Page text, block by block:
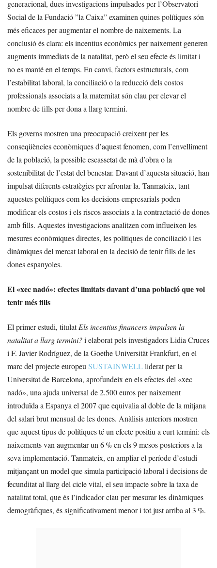
generacional, dues investigacions impulsades per l’Observatori
Social de la Fundació ”la Caixa” examinen quines polítiques són
més eficaces per augmentar el nombre de naixements. La
conclusió és clara: els incentius econòmics per naixement generen
augments immediats de la natalitat, però el seu efecte és limitat i
no es manté en el temps. En canvi, factors estructurals, com
l’estabilitat laboral, la conciliació o la reducció dels costos
professionals associats a la maternitat són clau per elevar el
nombre de fills per dona a llarg termini.
Els governs mostren una preocupació creixent per les
conseqüències econòmiques d’aquest fenomen, com l’envelliment
de la població, la possible escassetat de mà d’obra o la
sostenibilitat de l’estat del benestar. Davant d’aquesta situació, han
impulsat diferents estratègies per afrontar-la. Tanmateix, tant
aquestes polítiques com les decisions empresarials poden
modificar els costos i els riscos associats a la contractació de dones
amb fills. Aquestes investigacions analitzen com influeixen les
mesures econòmiques directes, les polítiques de conciliació i les
dinàmiques del mercat laboral en la decisió de tenir fills de les
dones espanyoles.
El «xec nadó»: efectes limitats davant d’una població que vol
tenir més fills
El primer estudi, titulatEls incentius financers impulsen la
natalitat a llarg termini?i elaborat pels investigadors Lidia Cruces
i F. Javier Rodríguez, de la Goethe Universität Frankfurt, en el
marc del projecte europeu SUSTAINWELLliderat per la
Universitat de Barcelona, aprofundeix en els efectes del «xec
nadó», una ajuda universal de 2.500 euros per naixement
introduïda a Espanya el 2007 que equivalia al doble de la mitjana
del salari brut mensual de les dones. Anàlisis anteriors mostren
que aquest tipus de polítiques té un efecte positiu a curt termini: els
naixements van augmentar un 6 % en els 9 mesos posteriors a la
seva implementació. Tanmateix, en ampliar el període d’estudi
mitjançant un model que simula participació laboral i decisions de
fecunditat al llarg del cicle vital, el seu impacte sobre la taxa de
natalitat total, que és l’indicador clau per mesurar les dinàmiques
demogràfiques, és significativament menor i tot just arriba al 3 %.